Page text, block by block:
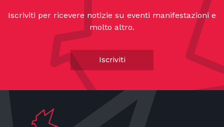
Iscriviti per ricevere notizie su eventi manifestazioni e
molto altro.
Iscriviti